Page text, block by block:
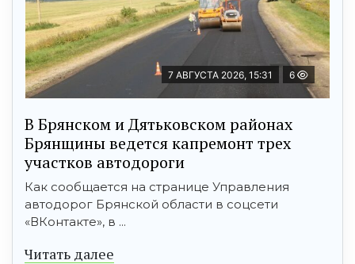
7 АВГУСТА 2026, 15:31 6
В Брянском и Дятьковском районах
Брянщины ведется капремонт трех
участков автодороги
Как сообщается на странице Управления
автодорог Брянской области в соцсети
«ВКонтакте», в ...
Читать далее